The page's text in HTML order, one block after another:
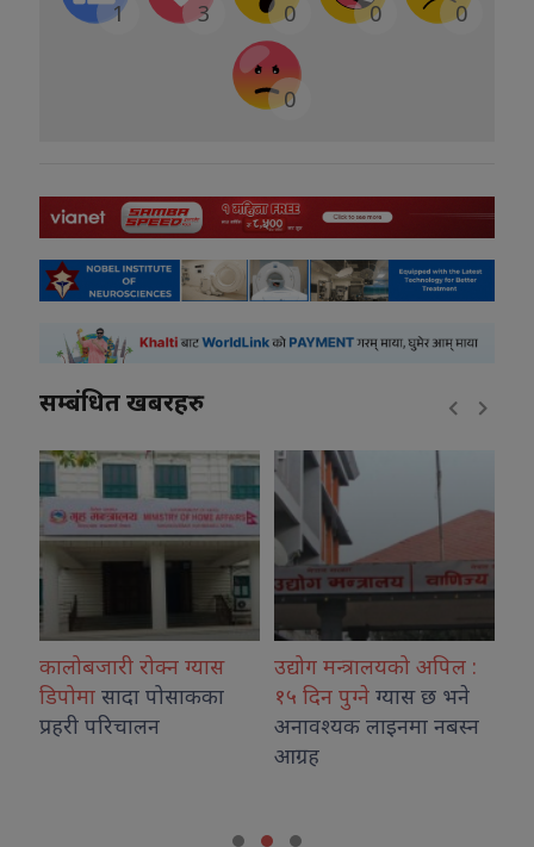
1 3 0 0 0
0
सम्बंधित खबरहरु
उद्योग मन्त्रालयको अपिल :
१५ दिन पुग्ने ग्यास छ भने
अनावश्यक लाइनमा नबस्न
विश्व आदिवासी दिवसमा
मुख्यमन्त्री कार्कीको
शुभकामना